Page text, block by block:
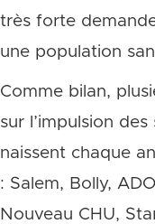
très forte
une population
Comme bilan,
sur l’impulsion
naissent chaque
: Salem, Bolly,
Nouveau CHU,